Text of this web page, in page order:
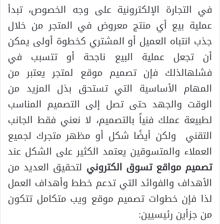
في التجارة الإلكترونية على وجه الخصوص، تبدأ
عملية بيع أي منتج معروض في المتجر من خلال
جذب انتباه العميل أو المشتري كخطوة أولى يمكن
أن تجعل عملية البيع ناجحة أو تتسبب في
فشلهالذلك فإن تصميم موقع لمتجر يعتبر من
المهام الأساسية التي تستحق بذل المزيد من
الوقت والجهد حتى تصل إلى التصميم المناسب
لطبيعة عملك فنياً بالتصميم، لا نعني فقط الجانب
التقني ولكن أيضًا شكل أو مظهر متجرك لجميع
العملاء والمتسوقين يعتمد الكثير على الشكل عند
تصميم مواقع تسوق الكتروني لتحقيق العديد من
الأهداف والفوائد التي تدعم خطط وأهداف العمل
لذا فإن خطوات تصميم موقع ويب متكامل تتكون
من جزأين رئيسيين: